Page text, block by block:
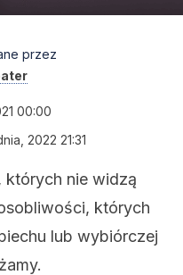
przez
00:00
2022 21:31
których nie widzą
których
lub wybiórczej